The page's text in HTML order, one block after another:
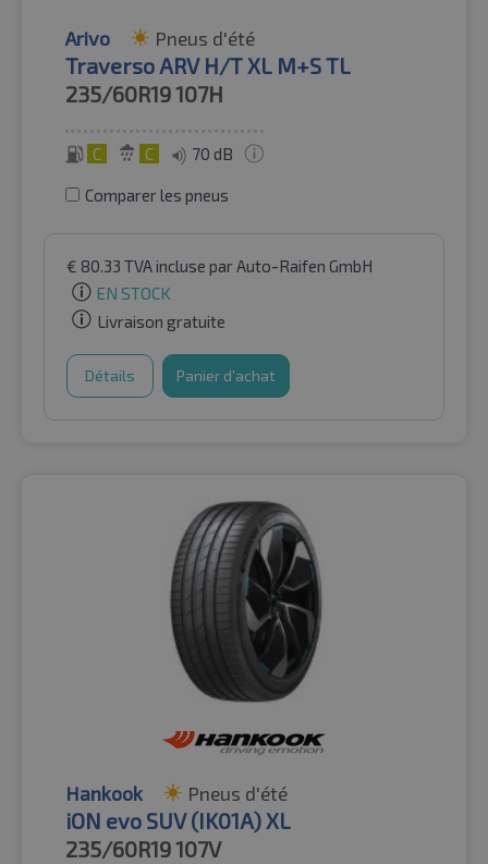
Arivo Pneus d'été
Traverso ARV H/T XL M+S TL
235/60R19107H
C C 70 dB
Comparer les pneus
€ 80.33 TVA incluse par Auto-Raifen GmbH
EN STOCK
Livraison gratuite
Détails Panier d'achat
Hankook Pneus d'été
iON evo SUV (IK01A) XL
235/60R19107V